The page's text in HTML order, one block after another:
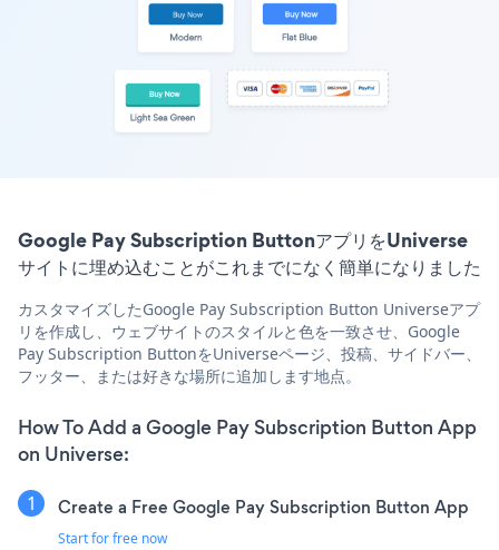
Google Pay Subscription ButtonアプリをUniverse
サイトに埋め込むことがこれまでになく簡単になりました
カスタマイズしたGoogle Pay Subscription Button Universeアプ
リを作成し、ウェブサイトのスタイルと色を一致させ、Google
Pay Subscription ButtonをUniverseページ、投稿、サイドバー、
フッター、または好きな場所に追加します地点。
How To Add a Google Pay Subscription Button App
on Universe:
Create a Free Google Pay Subscription Button App
Start for free now